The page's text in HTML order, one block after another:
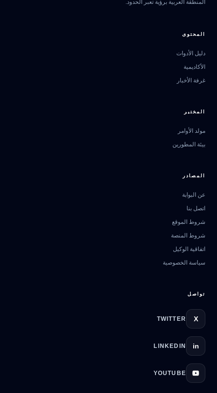
المنطقة العربية برؤية تعبر الحدود.
المحتوى
دليل الأدوات
الأكاديمية
غرفة الأخبار
المختبر
مولد الأوامر
بيئة المطورين
المصادر
عن البوابة
اتصل بنا
شروط الموقع
شروط المنصة
اتفاقية الوكيل
سياسة الخصوصية
تواصل
X
TWITTER
in
LINKEDIN
YOUTUBE